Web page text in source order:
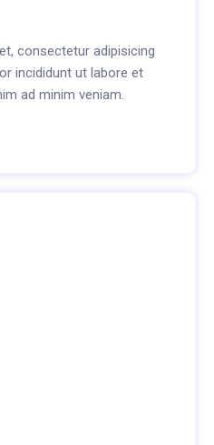
consectetur adipisicing
incididunt ut labore et
ad minim veniam.